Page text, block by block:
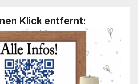
Klick entfernt: